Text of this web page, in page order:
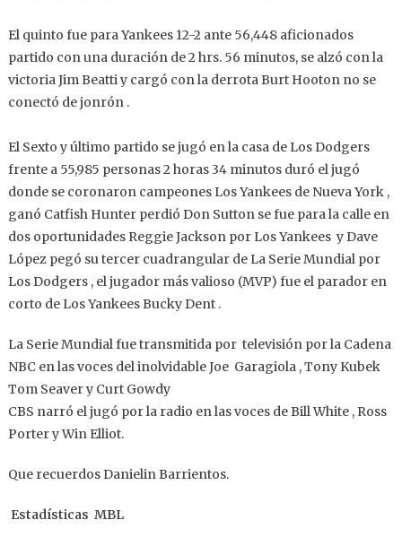
El quinto fue para Yankees 12-2 ante 56,448 aficionados
partido con una duración de 2 hrs. 56 minutos, se alzó con la
victoria Jim Beatti y cargó con la derrota Burt Hooton no se
conectó de jonrón .
El Sexto y último partido se jugó en la casa de Los Dodgers
frente a 55,985 personas 2 horas 34 minutos duró el jugó
donde se coronaron campeones Los Yankees de Nueva York ,
ganó Catfish Hunter perdió Don Sutton se fue para la calle en
dos oportunidades Reggie Jackson por Los Yankees y Dave
López pegó su tercer cuadrangular de La Serie Mundial por
Los Dodgers , el jugador más valioso (MVP) fue el parador en
corto de Los Yankees Bucky Dent .
La Serie Mundial fue transmitida por televisión por la Cadena
NBC en las voces del inolvidable Joe Garagiola , Tony Kubek
Tom Seaver y Curt Gowdy
CBS narró el jugó por la radio en las voces de Bill White , Ross
Porter y Win Elliot.
Que recuerdos Danielin Barrientos.
Estadísticas MBL